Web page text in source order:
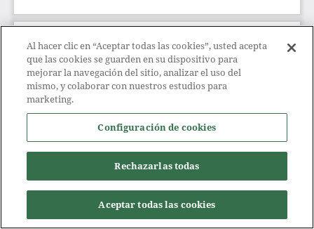
Al hacer clic en “Aceptar todas las cookies”, usted acepta
que las cookies se guarden en su dispositivo para
mejorar la navegación del sitio, analizar el uso del
mismo, y colaborar con nuestros estudios para
marketing.
Configuración de cookies
Rechazarlas todas
Aceptar todas las cookies